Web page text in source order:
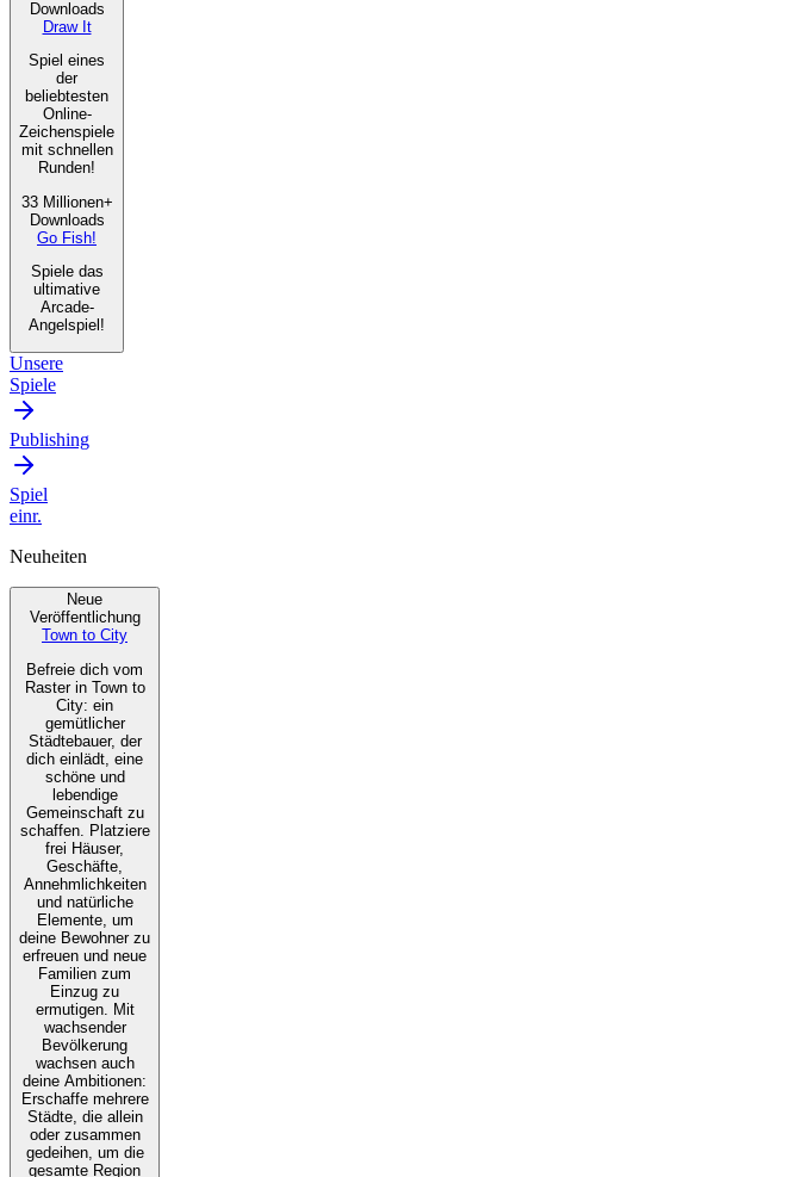
Downloads
Draw It
Spiel eines
der
beliebtesten
Online-
Zeichenspiele
mit schnellen
Runden!
33 Millionen+
Downloads
Go Fish!
Spiele das
ultimative
Arcade-
Angelspiel!
Unsere
Spiele
Publishing
Spiel
einr.
Neuheiten
Neue
Veröffentlichung
Town to City
Befreie dich vom
Raster in Town to
City: ein
gemütlicher
Städtebauer, der
dich einlädt, eine
schöne und
lebendige
Gemeinschaft zu
schaffen. Platziere
frei Häuser,
Geschäfte,
Annehmlichkeiten
und natürliche
Elemente, um
deine Bewohner zu
erfreuen und neue
Familien zum
Einzug zu
ermutigen. Mit
wachsender
Bevölkerung
wachsen auch
deine Ambitionen:
Erschaffe mehrere
Städte, die allein
oder zusammen
gedeihen, um die
gesamte Region